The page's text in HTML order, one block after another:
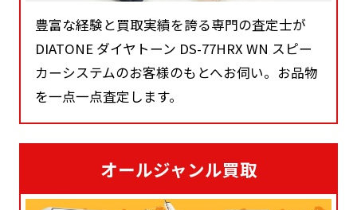
豊富な経験と買取実績を誇る専門の査定士が
DIATONE ダイヤトーン DS-77HRX WN スピー
カーシステムのお客様のもとへお伺い。お品物
を一点一点査定します。
オールジャンル買取